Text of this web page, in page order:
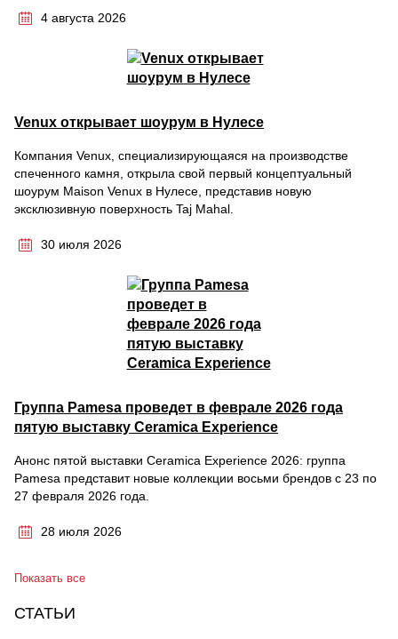
4 августа 2026
Venux открывает шоурум в Нулесе
Компания Venux, специализирующаяся на производстве
спеченного камня, открыла свой первый концептуальный
шоурум Maison Venux в Нулесе, представив новую
эксклюзивную поверхность Taj Mahal.
30 июля 2026
Группа Pamesa проведет в феврале 2026 года
пятую выставку Ceramica Experience
Анонс пятой выставки Ceramica Experience 2026: группа
Pamesa представит новые коллекции восьми брендов с 23 по
27 февраля 2026 года.
28 июля 2026
Показать все
СТАТЬИ